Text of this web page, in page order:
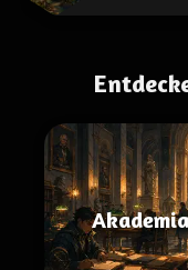
Akademia